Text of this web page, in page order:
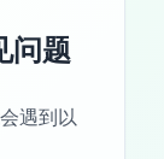
问题
遇到以